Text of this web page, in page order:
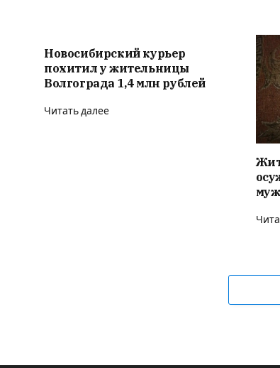
Новосибирский курьер
похитил у жительницы
Волгограда 1,4 млн рублей
Читать далее